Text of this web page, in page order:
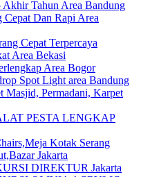
Akhir Tahun Area Bandung
Cepat Dan Rapi Area
Cepat Terpercaya
Area Bekasi
Area Bogor
Spot Light area Bandung
Masjid, Permadani, Karpet
PESTA LENGKAP
Kotak Serang
Jakarta
DIREKTUR Jakarta